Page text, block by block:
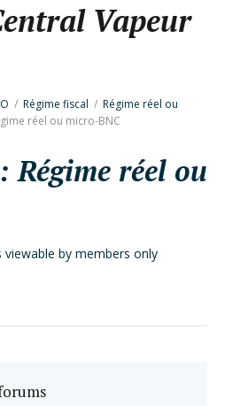
Vapeur
/ Régime fiscal / Régime réel ou
réel ou micro-BNC
Régime réel ou
viewable by members only